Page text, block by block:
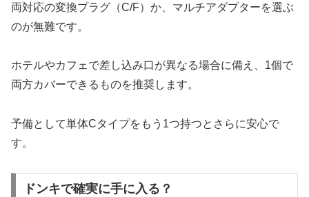
両対応の変換プラグ（C/F）か、マルチアダプターを選ぶ
のが無難です。
ホテルやカフェで差し込み口が異なる場合に備え、1個で
両方カバーできるものを推奨します。
予備として単体Cタイプをもう1つ持つとさらに安心で
す。
ドンキで確実に手に入る？